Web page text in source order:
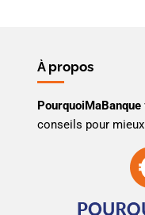
À propos
PourquoiMaBanque
conseils pour